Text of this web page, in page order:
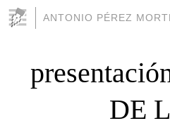
ANTONIO PÉREZ
DE